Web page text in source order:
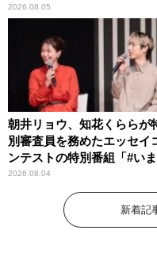
わりパーソナリティ
2026.08.05
朝井リョウ、知花くららが
別審査員を務めたエッセイ
ンテストの特別番組「#い
なたに伝えたいこと」
2026.08.04
新着記